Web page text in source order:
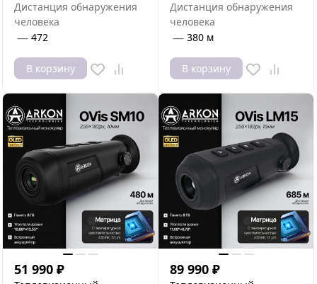
Дистанция обнаружения
человека
— 472
В корзину
Дистанция обнаружения
человека
— 380 м
В корзину
51 990 ₽ 89 990 ₽